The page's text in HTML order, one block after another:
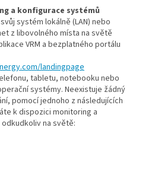
a konfigurace systémů
systém lokálně (LAN) nebo
z libovolného místa na světě
VRM a bezplatného portálu
landingpage
tabletu, notebooku nebo
systémy. Neexistuje žádný
pomocí jednoho z následujících
k dispozici monitoring a
na světě: